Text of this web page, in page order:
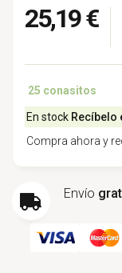
25,19 €
25 conasitos
En stock Recíbelo
Compra ahora y
Envío